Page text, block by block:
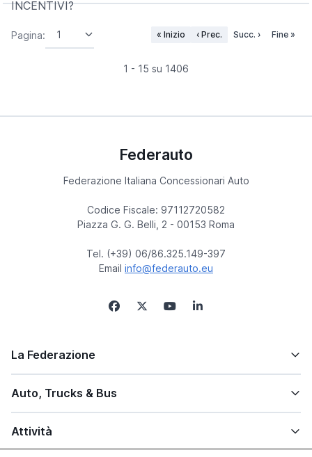
INCENTIVI?
Pagina:
1 - 15 su 1406
« Inizio ‹ Prec. Succ. › Fine »
Federauto
Federazione Italiana Concessionari Auto
Codice Fiscale: 97112720582
Piazza G. G. Belli, 2 - 00153 Roma
Tel. (+39) 06/86.325.149-397
Email info@federauto.eu
La Federazione
Auto, Trucks & Bus
Attività